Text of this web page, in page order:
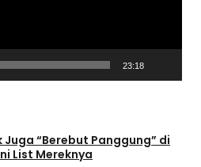
23:18
“Berebut Panggung” di
List Mereknya